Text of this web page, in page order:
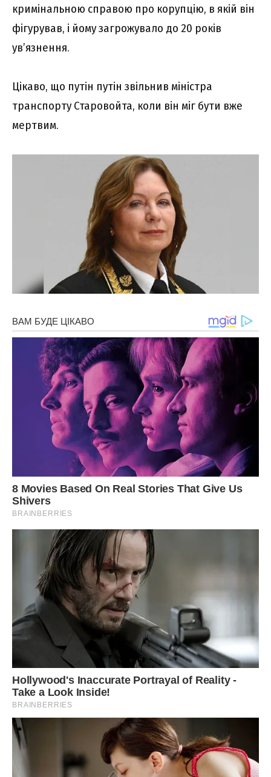
кримінальною справою про корупцію, в якій він
фігурував, і йому загрожувало до 20 років
ув’язнення.
Цікаво, що путін путін звільнив міністра
транспорту Старовойта, коли він міг бути вже
мертвим.